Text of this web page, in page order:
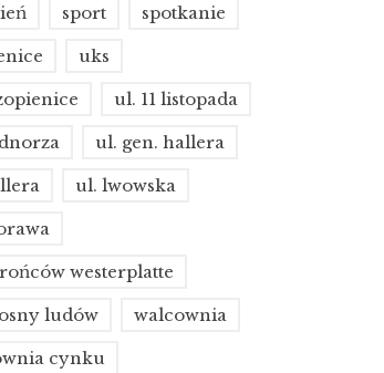
sport spotkanie
uks
ul. 11 listopada
ul. gen. hallera
ul. lwowska
westerplatte
ludów walcownia
cynku